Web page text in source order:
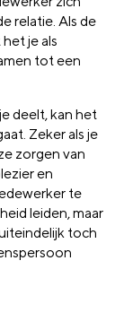
relatie. Als de
je als
tot een
deelt, kan het
Zeker als je
zorgen van
en
te
leiden, maar
toch